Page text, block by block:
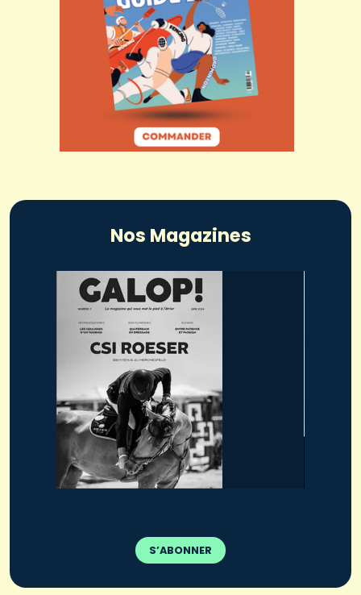
Nos Magazines
S’ABONNER